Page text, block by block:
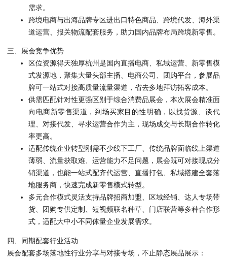
需求。
跨境电商与出海品牌专区进出口特色商品、跨境代发、海外渠
道运营、报关物流配套服务，助力国内品牌布局跨境新零售。
三、展会竞争优势
区位资源得天独厚杭州是国内直播电商、私域运营、新零售模
式发源地，聚集大量头部主播、电商公司、团购平台，参展品
牌可一站式对接高质量流量渠道，省去多地拜访拓客成本。
供需匹配针对性更强区别于综合消费品展会，本次展会精准面
向 电商新零售渠道 ，到场买家目的性明确，以找货源、谈代
理、对接代发、寻求运营合作为主，现场成交与长期合作转化
率更高。
适配传统企业转型刚需不少线下工厂、传统品牌面临线上渠道
薄弱、流量获取难、运营能力不足问题，展会既可对接现成分
销渠道，也能一站式配齐代运营、直播打包、私域搭建全套落
地服务商，快速完成新零售模式转型。
多元合作模式灵活支持品牌招商加盟、区域经销、达人专场带
货、团购专供定制、短视频联名种草、门店联营等多种合作形
式，适配大中小不同体量企业发展需求。
四、同期配套行业活动
展会配套多场落地性行业分享与对接专场，不止静态展品展示：